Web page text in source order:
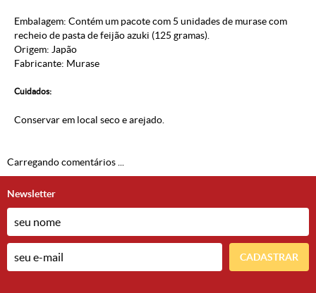
Embalagem: Contém um pacote com 5 unidades de murase com
recheio de pasta de feijão azuki (125 gramas).
Origem: Japão
Fabricante: Murase
Cuidados:
Conservar em local seco e arejado.
Carregando comentários ...
Newsletter
CADASTRAR